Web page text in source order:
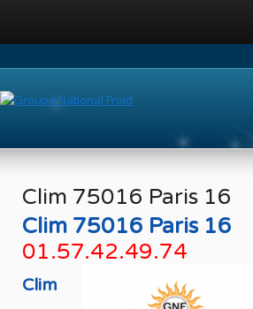
Clim 75016 Paris 16
Clim 75016 Paris 16
01.57.42.49.74
Clim